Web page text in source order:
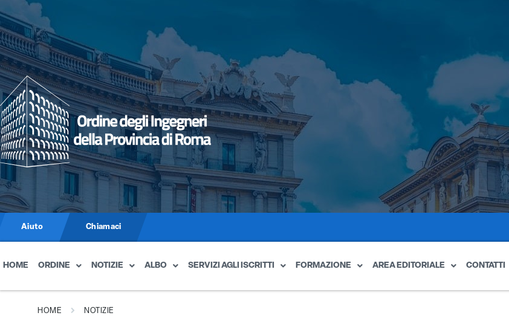
Aiuto Chiamaci
HOME ORDINE NOTIZIE ALBO SERVIZI AGLI ISCRITTI FORMAZIONE AREA EDITORIALE CONTATTI
HOME NOTIZIE